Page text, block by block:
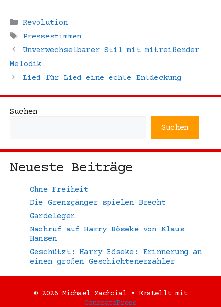
Kategorien
Revolution
Schlagwörter
Pressestimmen
Unverwechselbarer Stil mit mitreißender
Melodik
Lied für Lied eine echte Entdeckung
Suchen
Suchen
Neueste Beiträge
Ohne Freiheit
Die Grenzgänger spielen Brecht
Gardelegen
Nachruf auf Harry Böseke von Klaus
Hansen
Geschützt: Harry Böseke: Erinnerung an
einen großen Geschichtenerzähler
© 2026 Michael Zachcial• Erstellt mit
GeneratePress